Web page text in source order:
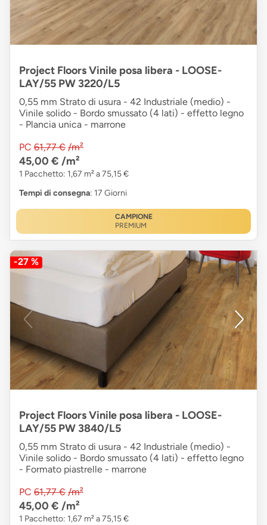
Project Floors Vinile posa libera - LOOSE-
LAY/55 PW 3220/L5
0,55 mm Strato di usura - 42 Industriale (medio) -
Vinile solido - Bordo smussato (4 lati) - effetto legno
- Plancia unica - marrone
PC 61,77 € /m²
45,00 € /m²
1 Pacchetto: 1,67 m² a 75,15 €
Tempi di consegna: 17 Giorni
CAMPIONE
PREMIUM
-27 %
Project Floors Vinile posa libera - LOOSE-
LAY/55 PW 3840/L5
0,55 mm Strato di usura - 42 Industriale (medio) -
Vinile solido - Bordo smussato (4 lati) - effetto legno
- Formato piastrelle - marrone
PC 61,77 € /m²
45,00 € /m²
1 Pacchetto: 1,67 m² a 75,15 €